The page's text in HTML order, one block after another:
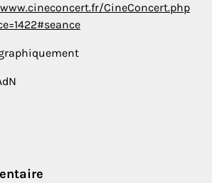
CineConcert.php